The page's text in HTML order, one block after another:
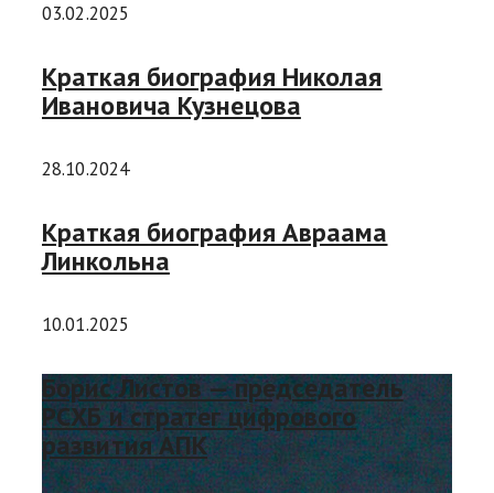
03.02.2025
Краткая биография Николая
Ивановича Кузнецова
28.10.2024
Краткая биография Авраама
Линкольна
10.01.2025
Борис Листов — председатель
РСХБ и стратег цифрового
развития АПК